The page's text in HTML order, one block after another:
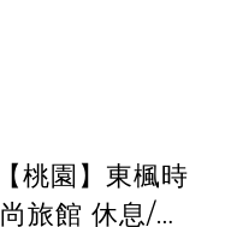
【桃園】東楓時
尚旅館 休息/住